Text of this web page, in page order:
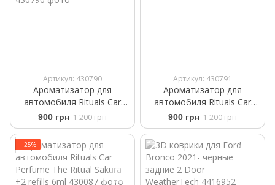
Артикул: 430790
Ароматизатор для
автомобиля Rituals ​Car
Perfume ​White Basil Private
Collection +2 Refills 6 g
900 грн 1 200 грн
Артикул: 430791
Ароматизатор для
автомобиля Rituals ​Car
Perfume The Rituals Wild Fig
+2 Refills 6 ml
900 грн 1 200 грн
−25%